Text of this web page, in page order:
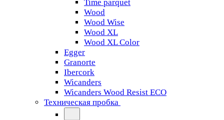
Time parquet
Wood
Wood Wise
Wood XL
Wood XL Color
Egger
Granorte
Ibercork
Wicanders
Wicanders Wood Resist ECO
Техническая пробка